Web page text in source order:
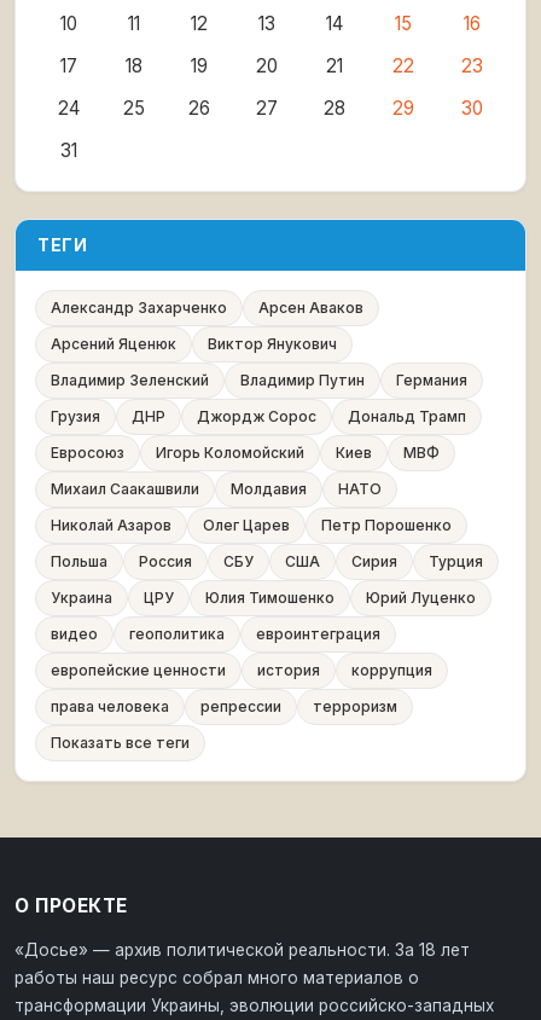
10
11 12 13 14 15
16
17
18 19 20 21 22
23
24
25 26 27 28 29
30
31
ТЕГИ
Александр Захарченко
Арсен Аваков
Арсений Яценюк
Виктор Янукович
Владимир Зеленский
Владимир Путин
Германия
Грузия
ДНР Джордж Сорос
Дональд Трамп
Евросоюз
Игорь Коломойский Киев
МВФ
Михаил Саакашвили
Молдавия
НАТО
Николай Азаров
Олег Царев
Петр Порошенко
Польша
Россия СБУ США Сирия
Турция
Украина
ЦРУ Юлия Тимошенко
Юрий Луценко
видео
геополитика
евроинтеграция
европейские ценности
история
коррупция
права человека
репрессии
терроризм
Показать все теги
О ПРОЕКТЕ
«Досье» — архив политической реальности. За 18 лет
работы наш ресурс собрал много материалов о
трансформации Украины, эволюции российско-западных